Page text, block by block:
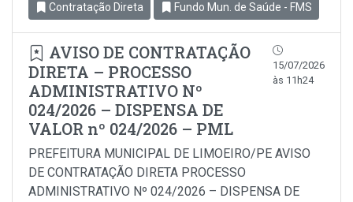
Contratação Direta Fundo Mun. de Saúde - FMS
AVISO DE CONTRATAÇÃO
DIRETA – PROCESSO
ADMINISTRATIVO Nº
024/2026 – DISPENSA DE
VALOR nº 024/2026 – PML
15/07/2026
às 11h24
PREFEITURA MUNICIPAL DE LIMOEIRO/PE AVISO
DE CONTRATAÇÃO DIRETA PROCESSO
ADMINISTRATIVO Nº 024/2026 – DISPENSA DE